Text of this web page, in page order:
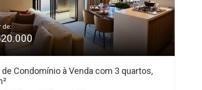
de:
de Condomínio à Venda com 3 quartos,